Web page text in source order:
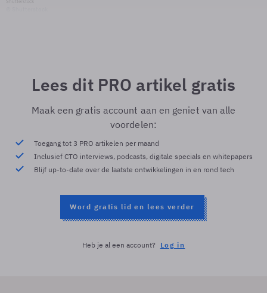
Lees dit PRO artikel gratis
Maak een gratis account aan en geniet van alle
voordelen:
Toegang tot 3 PRO artikelen per maand
Inclusief CTO interviews, podcasts, digitale specials en whitepapers
Blijf up-to-date over de laatste ontwikkelingen in en rond tech
Word gratis lid en lees verder
Heb je al een account? Log in